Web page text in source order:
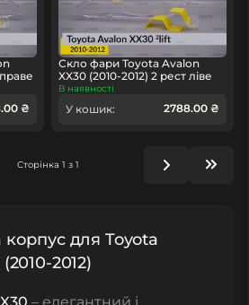
₴
Скло фари Toyota Avalon
XX30 (2010-2012) 2 рест ліве
В наявності
У кошик: 2788.00 ₴
Сторінка 1 з 1
для Toyota
2012)
– елегантний і